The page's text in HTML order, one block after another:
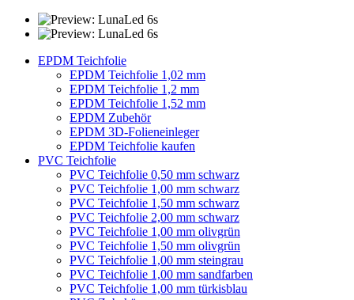
EPDM Teichfolie
EPDM Teichfolie 1,02 mm
EPDM Teichfolie 1,2 mm
EPDM Teichfolie 1,52 mm
EPDM Zubehör
EPDM 3D-Folieneinleger
EPDM Teichfolie kaufen
PVC Teichfolie
PVC Teichfolie 0,50 mm schwarz
PVC Teichfolie 1,00 mm schwarz
PVC Teichfolie 1,50 mm schwarz
PVC Teichfolie 2,00 mm schwarz
PVC Teichfolie 1,00 mm olivgrün
PVC Teichfolie 1,50 mm olivgrün
PVC Teichfolie 1,00 mm steingrau
PVC Teichfolie 1,00 mm sandfarben
PVC Teichfolie 1,00 mm türkisblau